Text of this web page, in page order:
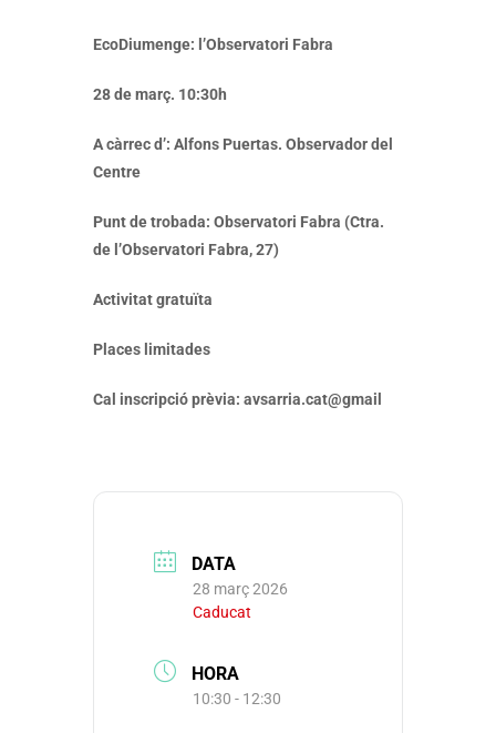
EcoDiumenge: l’Observatori Fabra
28 de març. 10:30h
A càrrec d’: Alfons Puertas. Observador del
Centre
Punt de trobada: Observatori Fabra (Ctra.
de l’Observatori Fabra, 27)
Activitat gratuïta
Places limitades
Cal inscripció prèvia: avsarria.cat@gmail
DATA
28 març 2026
Caducat
HORA
10:30 - 12:30